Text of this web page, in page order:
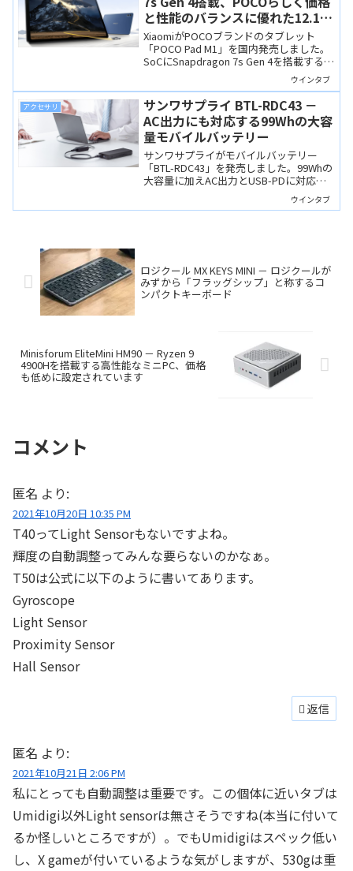
と性能のバランスに優れた12.1イ
ンチタブレット
XiaomiがPOCOブランドのタブレット
「POCO Pad M1」を国内発売しました。
SoCにSnapdragon 7s Gen 4を搭載する
12.1インチAndroidタブレットでディスプ
レイやスピーカーも高品質。POCOらし
く価格と性能のバランスに優れた1台で
す。
ウインタブ
アクセサリ
サンワサプライ BTL-RDC43 －
AC出力にも対応する99Whの大容
量モバイルバッテリー
サンワサプライがモバイルバッテリー
「BTL-RDC43」を発売しました。99Whの
大容量に加えAC出力とUSB-PDに対応し
ます。AC/USB-PDいずれでもノートPCの
ウインタブ
ロジクール MX KEYS MINI － ロジクールが
みずから「フラッグシップ」と称するコ
ンパクトキーボード
Minisforum EliteMini HM90 － Ryzen 9
4900Hを搭載する高性能なミニPC、価格
も低めに設定されています
コメント
匿名 より:
2021年10月20日 10:35 PM
T40ってLight Sensorもないですよね。
輝度の自動調整ってみんな要らないのかなぁ。
T50は公式に以下のように書いてあります。
Gyroscope
Light Sensor
Proximity Sensor
Hall Sensor
返信
匿名 より:
2021年10月21日 2:06 PM
私にとっても自動調整は重要です。この個体に近いタブは
Umidigi以外Light sensorは無さそうですね(本当に付いて
るか怪しいところですが）。でもUmidigiはスペック低い
し、X gameが付いているような気がしますが、530gは重